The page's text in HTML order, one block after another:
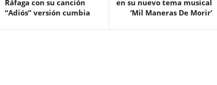
Ráfaga con su canción
“Adiós” versión cumbia
en su nuevo tema musical
‘Mil Maneras De Morir’